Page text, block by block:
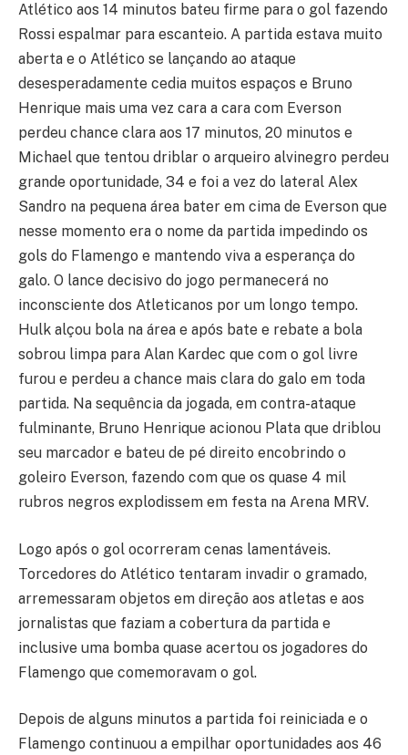
Atlético aos 14 minutos bateu firme para o gol fazendo
Rossi espalmar para escanteio. A partida estava muito
aberta e o Atlético se lançando ao ataque
desesperadamente cedia muitos espaços e Bruno
Henrique mais uma vez cara a cara com Everson
perdeu chance clara aos 17 minutos, 20 minutos e
Michael que tentou driblar o arqueiro alvinegro perdeu
grande oportunidade, 34 e foi a vez do lateral Alex
Sandro na pequena área bater em cima de Everson que
nesse momento era o nome da partida impedindo os
gols do Flamengo e mantendo viva a esperança do
galo. O lance decisivo do jogo permanecerá no
inconsciente dos Atleticanos por um longo tempo.
Hulk alçou bola na área e após bate e rebate a bola
sobrou limpa para Alan Kardec que com o gol livre
furou e perdeu a chance mais clara do galo em toda
partida. Na sequência da jogada, em contra-ataque
fulminante, Bruno Henrique acionou Plata que driblou
seu marcador e bateu de pé direito encobrindo o
goleiro Everson, fazendo com que os quase 4 mil
rubros negros explodissem em festa na Arena MRV.
Logo após o gol ocorreram cenas lamentáveis.
Torcedores do Atlético tentaram invadir o gramado,
arremessaram objetos em direção aos atletas e aos
jornalistas que faziam a cobertura da partida e
inclusive uma bomba quase acertou os jogadores do
Flamengo que comemoravam o gol.
Depois de alguns minutos a partida foi reiniciada e o
Flamengo continuou a empilhar oportunidades aos 46